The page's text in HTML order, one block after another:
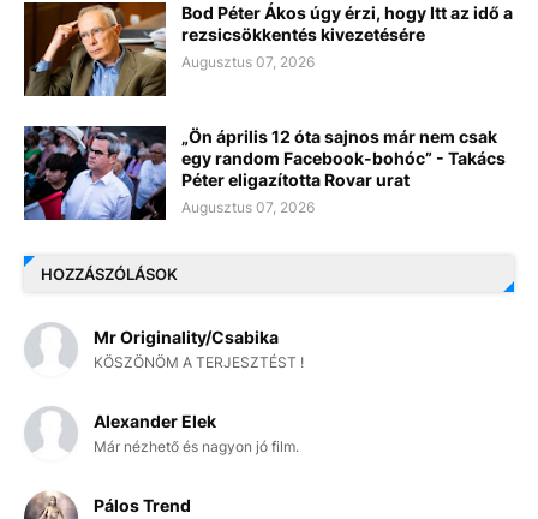
Bod Péter Ákos úgy érzi, hogy Itt az idő a
rezsicsökkentés kivezetésére
Augusztus 07, 2026
„Ön április 12 óta sajnos már nem csak
egy random Facebook-bohóc” - Takács
Péter eligazította Rovar urat
Augusztus 07, 2026
HOZZÁSZÓLÁSOK
Mr Originality/Csabika
KÖSZÖNÖM A TERJESZTÉST !
Alexander Elek
Már nézhető és nagyon jó film.
Pálos Trend